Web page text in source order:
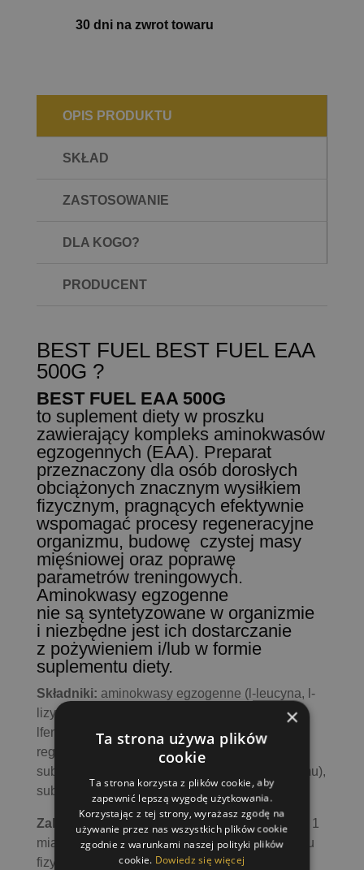
30 dni na zwrot towaru
OPIS PRODUKTU
SKŁAD
ZASTOSOWANIE
DLA KOGO?
PRODUCENT
BEST FUEL BEST FUEL EAA
500G ?
BEST FUEL EAA 500G
to suplement diety w proszku
zawierający kompleks aminokwasów
egzogennych (EAA). Preparat
przeznaczony dla osób dorosłych
obciążonych znacznym wysiłkiem
fizycznym, pragnących efektywnie
wspomagać procesy regeneracyjne
organizmu, budowę czystej masy
mięśniowej oraz poprawę
parametrów treningowych.
Aminokwasy egzogenne
nie są syntetyzowane w organizmie
i niezbędne jest ich dostarczanie
z pożywieniem i/lub w formie
suplementu diety.
Składniki: aminokwasy egzogenne (l-leucyna, l-
lizyna, l-izoleucyna, l-walina, l-treonina,
lfenyloalanina, l-metionina, l tryptofan), aromat,
regulator kwasowości (kwasek cytrynowy),
substancja przeciwzbrylająca (dwutlenek krzemu),
substancja słodząca (sukraloza).
Zalecana dzienna porcja:jedna porcja (10 g – 1
miarka) dziennie, przed, w trakcie lub po wysiłku
fizycznym
×
Ta strona używa plików
cookie
Ta strona korzysta z plików cookie, aby
zapewnić lepszą wygodę użytkowania.
Korzystając z tej strony, wyrażasz zgodę na
używanie przez nas wszystkich plików cookie
zgodnie z warunkami naszej polityki plików
cookie. Dowiedz się więcej